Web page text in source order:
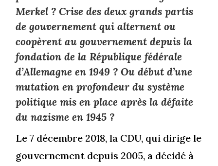
Merkel ? Crise des deux grands partis
de gouvernement qui alternent ou
coopèrent au gouvernement depuis la
fondation de la République fédérale
d’Allemagne en 1949 ? Ou début d’une
mutation en profondeur du système
politique mis en place après la défaite
du nazisme en 1945 ?
Le 7 décembre 2018, la CDU, qui dirige le
gouvernement depuis 2005, a décidé à